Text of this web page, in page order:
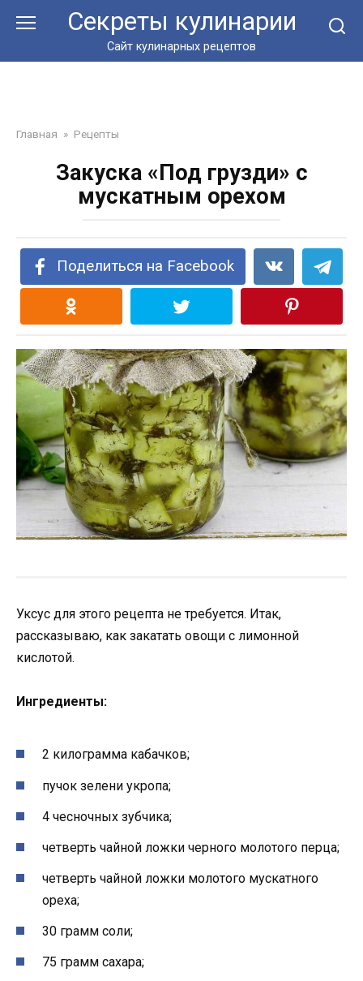
Секреты кулинарии
Сайт кулинарных рецептов
Главная » Рецепты
Закуска «Под грузди» с
мускатным орехом
Поделиться на Facebook
Уксус для этого рецепта не требуется. Итак,
рассказываю, как закатать овощи с лимонной
кислотой.
Ингредиенты:
2 килограмма кабачков;
пучок зелени укропа;
4 чесночных зубчика;
четверть чайной ложки черного молотого перца;
четверть чайной ложки молотого мускатного
ореха;
30 грамм соли;
75 грамм сахара;